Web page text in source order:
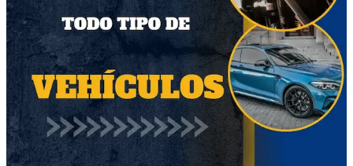
Cartera de cuero
$30.000
Región Metropolitana
Producto Usado